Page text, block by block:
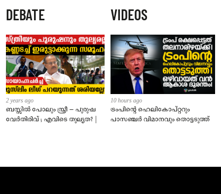
നാട്ടുകാർക്കെതിരെ കേസ്
DEBATE
2 years ago
ബസ്സിൽ പോലും സ്ത്രീ – പുരുഷ
വേർതിരിവ് ; എവിടെ തുല്യത? |
VIDEOS
10 hours ago
ട്രംപിന്റെ ഹെലികോപ്റ്ററും
പാസഞ്ചര്‍ വിമാനവും തൊട്ടടുത്ത്